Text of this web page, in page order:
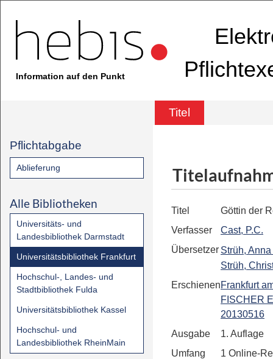
Information auf den Punkt
Titel
Pflichtabgabe
Ablieferung
Alle Bibliotheken
Universitäts- und
Landesbibliothek Darmstadt
Universitätsbibliothek Frankfurt
Hochschul-, Landes- und
Stadtbibliothek Fulda
Universitätsbibliothek Kassel
Hochschul- und
Landesbibliothek RheinMain
Titel
Göttin der
Verfasser
Cast, P.C.
Übersetzer Strüh,
Strüh,
ErschienenFrankfurt
FISCHER
20130516
Ausgabe
1. Auflage
Umfang
1 Online-